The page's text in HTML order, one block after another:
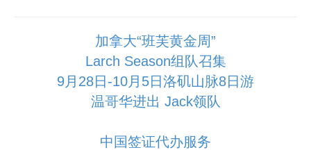
加拿大“班芙黄金周”
Larch Season组队召集
9月28日-10月5日洛矶山脉8日游
温哥华进出 Jack领队
中国签证代办服务